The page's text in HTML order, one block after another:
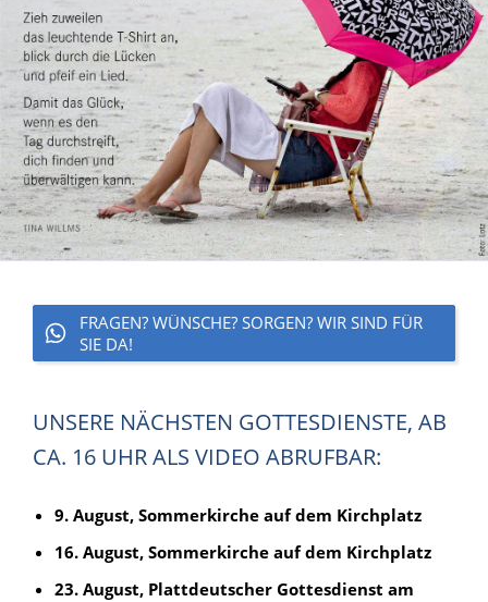
FRAGEN? WÜNSCHE? SORGEN? WIR SIND FÜR
SIE DA!
UNSERE NÄCHSTEN GOTTESDIENSTE, AB
CA. 16 UHR ALS VIDEO ABRUFBAR:
9. August, Sommerkirche auf dem Kirchplatz
16. August, Sommerkirche auf dem Kirchplatz
23. August, Plattdeutscher Gottesdienst am